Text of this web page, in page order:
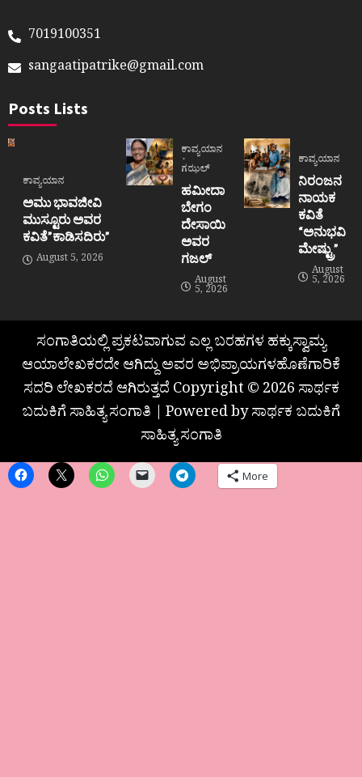
7019100351
sangaatipatrike@gmail.com
Posts Lists
ಕಾವ್ಯಯಾನ
ಅಮು ಭಾವಜೀವಿ
ಮುಸ್ಟೂರು ಅವರ
ಕವಿತೆ”ಕಾಡಿಸದಿರು”
August 5, 2026
ಕಾವ್ಯಯಾನ
ಗಝಲ್
ಹಮೀದಾ
ಬೇಗಂ
ದೇಸಾಯಿ
ಅವರ
ಗಜಲ್
August
5, 2026
ಕಾವ್ಯಯಾನ
ನಿರಂಜನ
ನಾಯಕ
ಕವಿತೆ
“ಅನುಭವಿ
ಮೇಷ್ಟ್ರು”
August
5, 2026
ಸಂಗಾತಿಯಲ್ಲಿ ಪ್ರಕಟವಾಗುವ ಎಲ್ಲ ಬರಹಗಳ ಹಕ್ಕುಸ್ವಾಮ್ಯ
ಆಯಾಲೇಖಕರದೇ ಆಗಿದ್ದು ಅವರ ಅಭಿಪ್ರಾಯಗಳಹೊಣೆಗಾರಿಕೆ
ಸದರಿ ಲೇಖಕರದೆ ಆಗಿರುತ್ತದೆ Copyright © 2026 ಸಾರ್ಥಕ
ಬದುಕಿಗೆ ಸಾಹಿತ್ಯ ಸಂಗಾತಿ | Powered by ಸಾರ್ಥಕ ಬದುಕಿಗೆ
ಸಾಹಿತ್ಯ ಸಂಗಾತಿ
More